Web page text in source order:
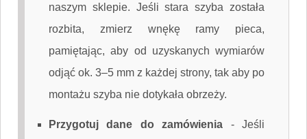
naszym sklepie. Jeśli stara szyba została
rozbita, zmierz wnękę ramy pieca,
pamiętając, aby od uzyskanych wymiarów
odjąć ok. 3–5 mm z każdej strony, tak aby po
montażu szyba nie dotykała obrzeży.
Przygotuj dane do zamówienia -Jeśli